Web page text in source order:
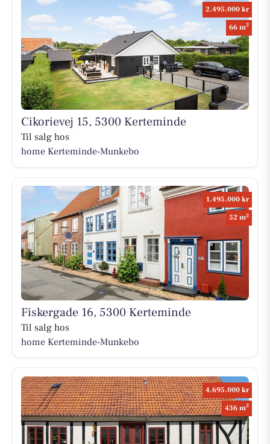
2.495.000 kr
66 m2
Cikorievej 15, 5300 Kerteminde
Til salg hos
home Kerteminde-Munkebo
1.495.000 kr
52 m2
Fiskergade 16, 5300 Kerteminde
Til salg hos
home Kerteminde-Munkebo
4.695.000 kr
436 m2